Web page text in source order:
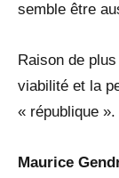
semble être
Raison de
viabilité et la
« république ».
Maurice